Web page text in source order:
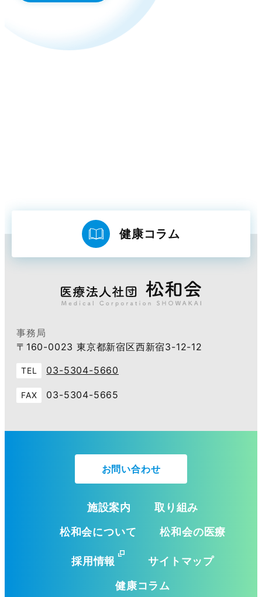
健康コラム
事務局
〒160-0023 東京都新宿区西新宿3-12-12
TEL 03-5304-5660
FAX 03-5304-5665
お問い合わせ
取り組み
施設案内
松和会の医療
松和会について
サイトマップ
採用情報
健康コラム